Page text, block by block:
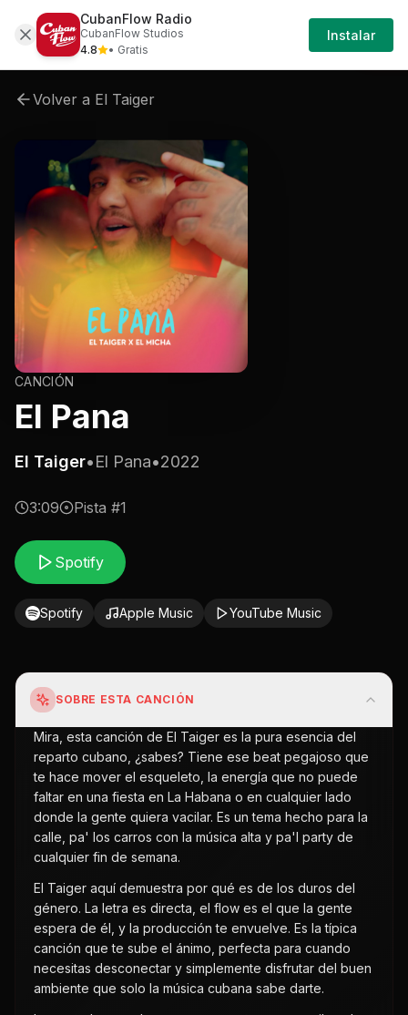
Artistas El-taiger El-taiger-el-pana
Volver a El Taiger
CANCIÓN
El Pana
El Taiger•El Pana•2022
3:09 Pista #1
Spotify
Spotify Apple Music YouTube Music
SOBRE ESTA CANCIÓN
Mira, esta canción de El Taiger es la pura esencia del
reparto cubano, ¿sabes? Tiene ese beat pegajoso que
te hace mover el esqueleto, la energía que no puede
faltar en una fiesta en La Habana o en cualquier lado
donde la gente quiera vacilar. Es un tema hecho para la
calle, pa' los carros con la música alta y pa'l party de
cualquier fin de semana.
El Taiger aquí demuestra por qué es de los duros del
género. La letra es directa, el flow es el que la gente
espera de él, y la producción te envuelve. Es la típica
canción que te sube el ánimo, perfecta para cuando
necesitas desconectar y simplemente disfrutar del buen
ambiente que solo la música cubana sabe darte.
CubanFlow Radio
CubanFlow Studios
4.8
• Gratis
Instalar